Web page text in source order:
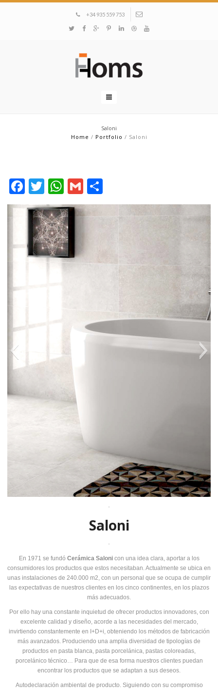
+34 935 559 753
Saloni
Home / Portfolio / Saloni
Facebook
TwitterWhatsApp
Gmail
·
Saloni
·
En 1971 se fundó Cerámica Salonicon una idea clara, aportar a los
consumidores los productos que estos necesitaban. Actualmente se ubica en
unas instalaciones de 240.000 m2, con un personal que se ocupa de cumplir
las expectativas de nuestros clientes en los cinco continentes, en los plazos
más adecuados.
Por ello hay una constante inquietud de ofrecer productos innovadores, con
excelente calidad y diseño, acorde a las necesidades del mercado,
invirtiendo constantemente en I+D+i, obteniendo los métodos de fabricación
más avanzados. Produciendo una amplia diversidad de tipologías de
productos en pasta blanca, pasta porcelánica, pastas coloreadas,
porcelánico técnico… Para que de esa forma nuestros clientes puedan
encontrar los productos que se adaptan a sus deseos.
Autodeclaración ambiental de producto. Siguiendo con su compromiso